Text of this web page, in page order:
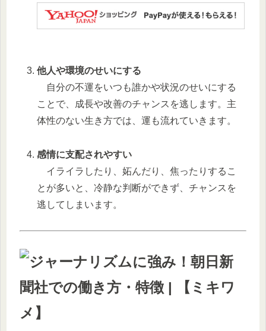
他人や環境のせいにする
自分の不運をいつも誰かや状況のせいにする
ことで、成長や改善のチャンスを逃します。主
体性のない生き方では、運も流れていきます。
感情に支配されやすい
イライラしたり、妬んだり、焦ったりするこ
とが多いと、冷静な判断ができず、チャンスを
逃してしまいます。